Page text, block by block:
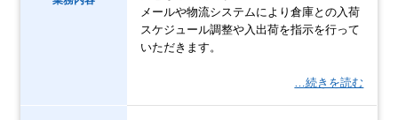
メールや物流システムにより倉庫との入荷
スケジュール調整や入出荷を指示を行って
いただきます。
…続きを読む